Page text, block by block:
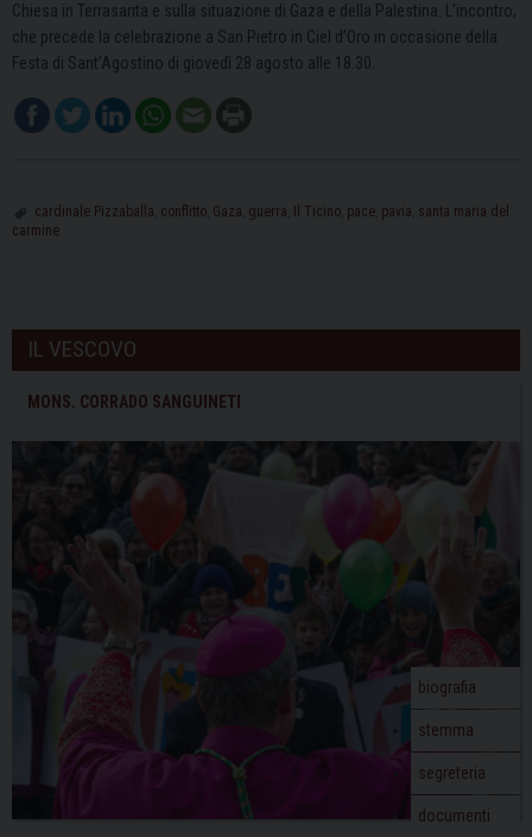
Chiesa in Terrasanta e sulla situazione di Gaza e della Palestina. L’incontro,
che precede la celebrazione a San Pietro in Ciel d’Oro in occasione della
Festa di Sant’Agostino di giovedì 28 agosto alle 18.30.
cardinale Pizzaballa conflitto Gaza guerra Il Ticino pace pavia santa maria del
carmine
IL VESCOVO
MONS. CORRADO SANGUINETI
biografia
stemma
segreteria
documenti